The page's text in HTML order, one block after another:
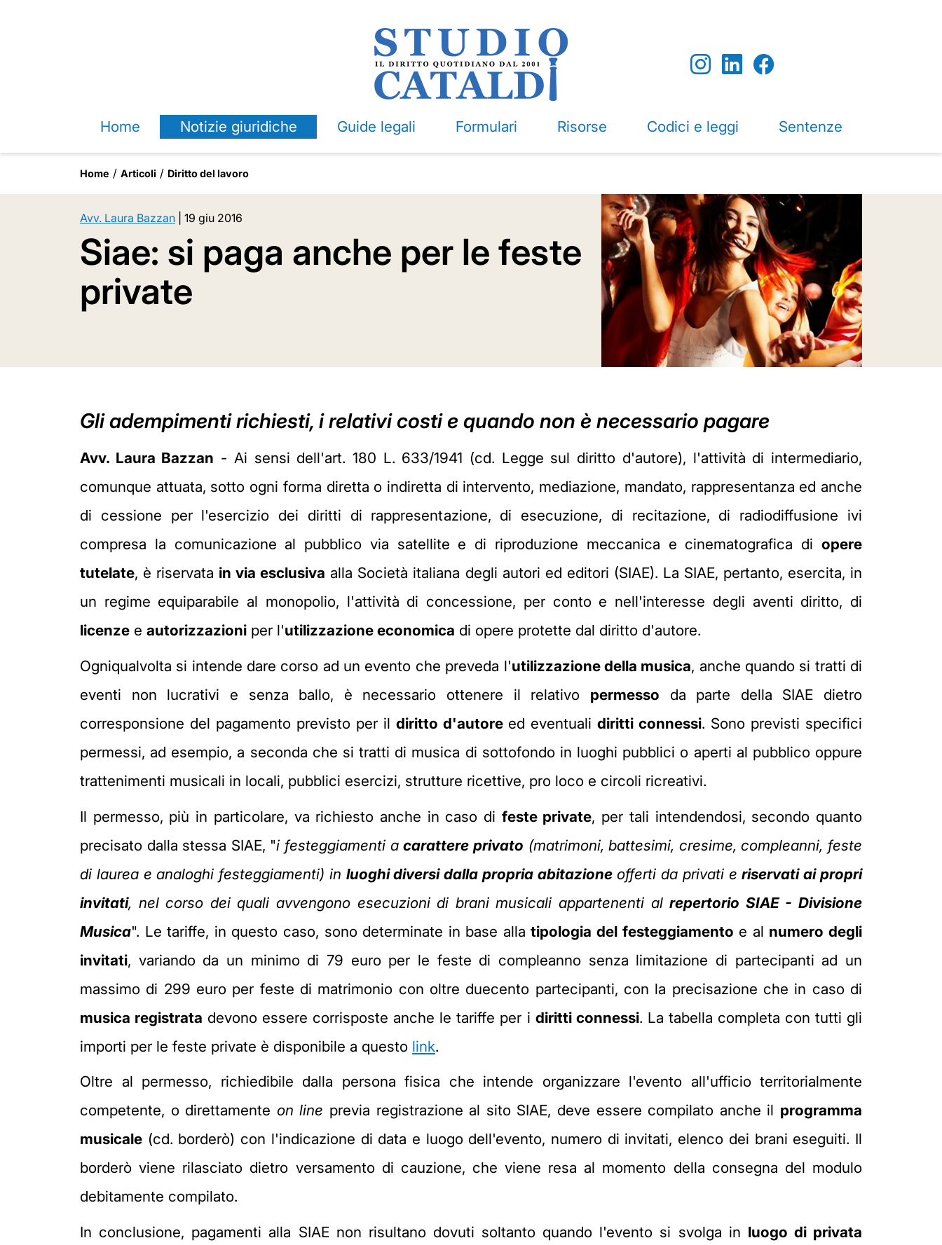
Home Notizie giuridiche Guide legali Formulari Risorse Codici e leggi Sentenze
Home Articoli Diritto del lavoro
Avv. Laura Bazzan 19 giu 2016
Siae: si paga anche per le feste
private
Gli adempimenti richiesti, i relativi costi e quando non è necessario pagare
Avv. Laura Bazzan - Ai sensi dell'art. 180 L. 633/1941 (cd. Legge sul diritto d'autore), l'attività di intermediario,
comunque attuata, sotto ogni forma diretta o indiretta di intervento, mediazione, mandato, rappresentanza ed anche
di cessione per l'esercizio dei diritti di rappresentazione, di esecuzione, di recitazione, di radiodiffusione ivi
compresa la comunicazione al pubblico via satellite e di riproduzione meccanica e cinematografica di opere
tutelate, è riservata in via esclusiva alla Società italiana degli autori ed editori (SIAE). La SIAE, pertanto, esercita, in
un regime equiparabile al monopolio, l'attività di concessione, per conto e nell'interesse degli aventi diritto, di
licenze e autorizzazioni per l'utilizzazione economica di opere protette dal diritto d'autore.
Ogniqualvolta si intende dare corso ad un evento che preveda l'utilizzazione della musica, anche quando si tratti di
eventi non lucrativi e senza ballo, è necessario ottenere il relativo permesso da parte della SIAE dietro
corresponsione del pagamento previsto per il diritto d'autoreed eventualidiritti connessi. Sono previsti specifici
permessi, ad esempio, a seconda che si tratti di musica di sottofondo in luoghi pubblici o aperti al pubblico oppure
trattenimenti musicali in locali, pubblici esercizi, strutture ricettive, pro loco e circoli ricreativi.
Il permesso, più in particolare, va richiesto anche in caso di feste private, per tali intendendosi, secondo quanto
precisato dalla stessa SIAE, "i festeggiamenti acarattere privato (matrimoni, battesimi, cresime, compleanni, feste
di laurea e analoghi festeggiamenti) in luoghi diversi dalla propria abitazioneofferti da privati eriservati ai propri
invitati, nel corso dei quali avvengono esecuzioni di brani musicali appartenenti alrepertorio SIAE - Divisione
Musica". Le tariffe, in questo caso, sono determinate in base allatipologia del festeggiamento e al numero degli
invitati, variando da un minimo di 79 euro per le feste di compleanno senza limitazione di partecipanti ad un
massimo di 299 euro per feste di matrimonio con oltre duecento partecipanti, con la precisazione che in caso di
musica registrata devono essere corrisposte anche le tariffe per i diritti connessi. La tabella completa con tutti gli
importi per le feste private è disponibile a questo link.
Oltre al permesso, richiedibile dalla persona fisica che intende organizzare l'evento all'ufficio territorialmente
competente, o direttamente on line previa registrazione al sito SIAE, deve essere compilato anche il programma
musicale (cd. borderò) con l'indicazione di data e luogo dell'evento, numero di invitati, elenco dei brani eseguiti. Il
borderò viene rilasciato dietro versamento di cauzione, che viene resa al momento della consegna del modulo
debitamente compilato.
In conclusione, pagamenti alla SIAE non risultano dovuti soltanto quando l'evento si svolga in luogo di privata